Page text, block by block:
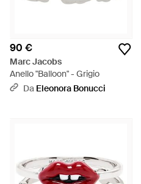
90 €
Marc Jacobs
Anello "Balloon" - Grigio
Da Eleonora Bonucci